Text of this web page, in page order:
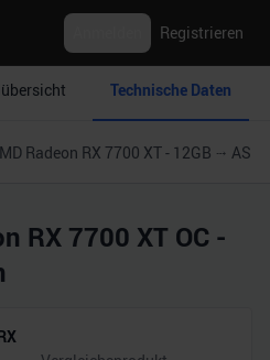
Registrieren
Technische Daten
Radeon RX 7700 XT - 12GB
RX 7700 XT OC -